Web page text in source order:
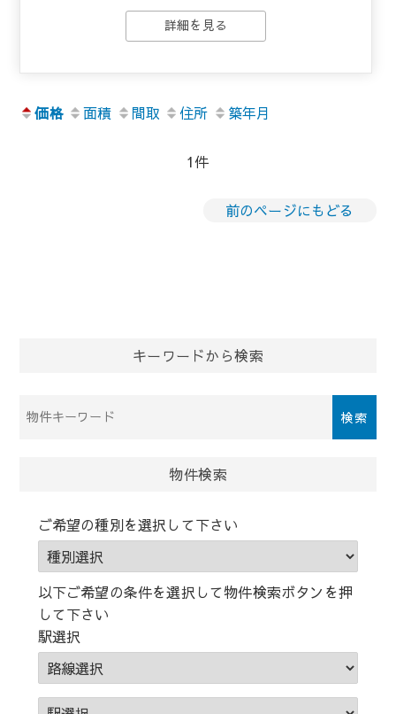
詳細を見る
価格 面積 間取 住所 築年月
1件
前のページにもどる
キーワードから検索
件
ワ
ド)
物件検索
ご希望の種別を選択して下さい
以下ご希望の条件を選択して物件検索ボタンを押
して下さい
駅選択